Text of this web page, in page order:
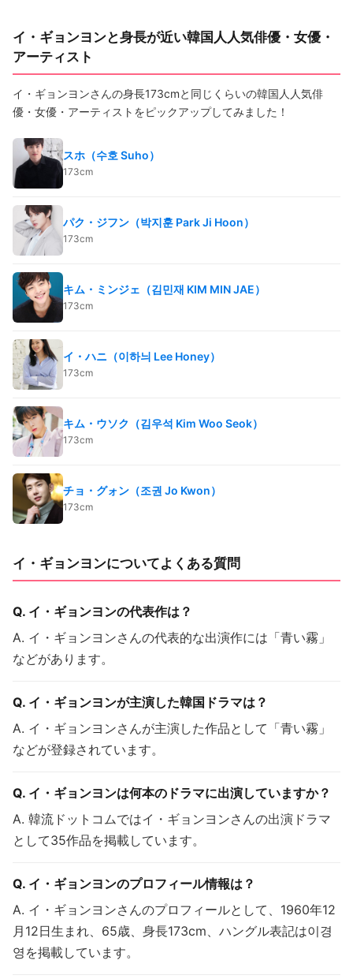
イ・ギョンヨンと身長が近い韓国人人気俳優・女優・
アーティスト
イ・ギョンヨンさんの身長173cmと同じくらいの韓国人人気俳
優・女優・アーティストをピックアップしてみました！
スホ（수호 Suho）
173cm
パク・ジフン（박지훈 Park Ji Hoon）
173cm
キム・ミンジェ（김민재 KIM MIN JAE）
173cm
イ・ハニ（이하늬 Lee Honey）
173cm
キム・ウソク（김우석 Kim Woo Seok）
173cm
チョ・グォン（조권 Jo Kwon）
173cm
イ・ギョンヨンについてよくある質問
Q. イ・ギョンヨンの代表作は？
A. イ・ギョンヨンさんの代表的な出演作には「青い霧」
などがあります。
Q. イ・ギョンヨンが主演した韓国ドラマは？
A. イ・ギョンヨンさんが主演した作品として「青い霧」
などが登録されています。
Q. イ・ギョンヨンは何本のドラマに出演していますか？
A. 韓流ドットコムではイ・ギョンヨンさんの出演ドラマ
として35作品を掲載しています。
Q. イ・ギョンヨンのプロフィール情報は？
A. イ・ギョンヨンさんのプロフィールとして、1960年12
月12日生まれ、65歳、身長173cm、ハングル表記は이경
영を掲載しています。